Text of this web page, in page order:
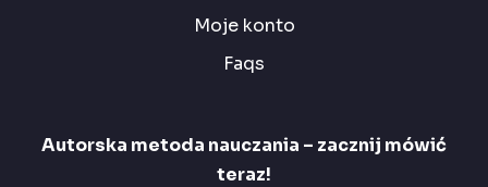
Moje konto
Faqs
Autorska metoda nauczania – zacznij mówić
teraz!